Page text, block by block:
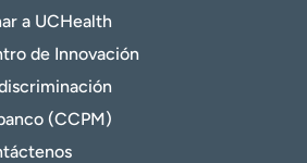
a UCHealth
de Innovación
(CCPM)